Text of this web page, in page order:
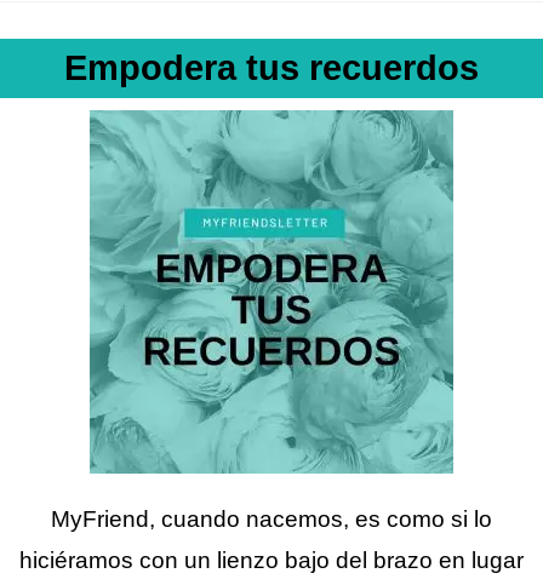
Empodera tus recuerdos
MyFriend, cuando nacemos, es como si lo
hiciéramos con un lienzo bajo del brazo en lugar